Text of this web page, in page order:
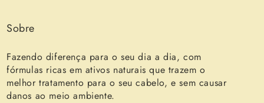
Sobre
Fazendo diferença para o seu dia a dia, com
fórmulas ricas em ativos naturais que trazem o
melhor tratamento para o seu cabelo, e sem causar
danos ao meio ambiente.